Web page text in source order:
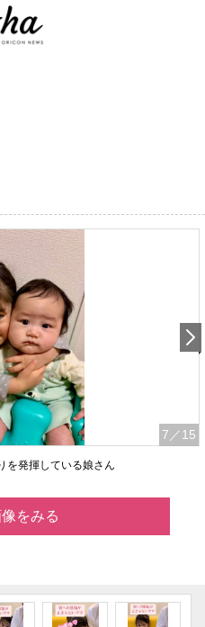
7 ／15
を発揮している娘さん
をみる